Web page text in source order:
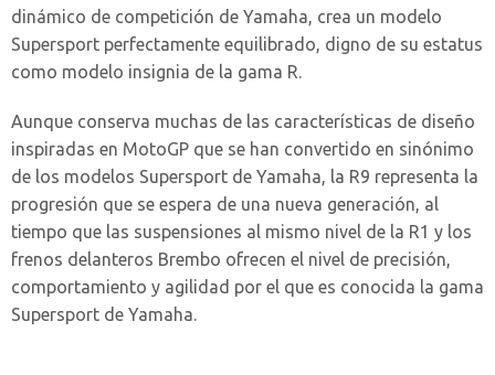
dinámico de competición de Yamaha, crea un modelo
Supersport perfectamente equilibrado, digno de su estatus
como modelo insignia de la gama R.
Aunque conserva muchas de las características de diseño
inspiradas en MotoGP que se han convertido en sinónimo
de los modelos Supersport de Yamaha, la R9 representa la
progresión que se espera de una nueva generación, al
tiempo que las suspensiones al mismo nivel de la R1 y los
frenos delanteros Brembo ofrecen el nivel de precisión,
comportamiento y agilidad por el que es conocida la gama
Supersport de Yamaha.